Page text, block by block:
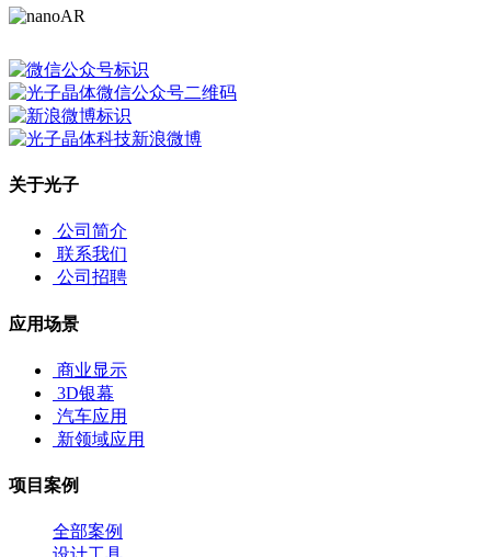
关于光子
公司简介
联系我们
公司招聘
应用场景
商业显示
3D银幕
汽车应用
新领域应用
项目案例
全部案例